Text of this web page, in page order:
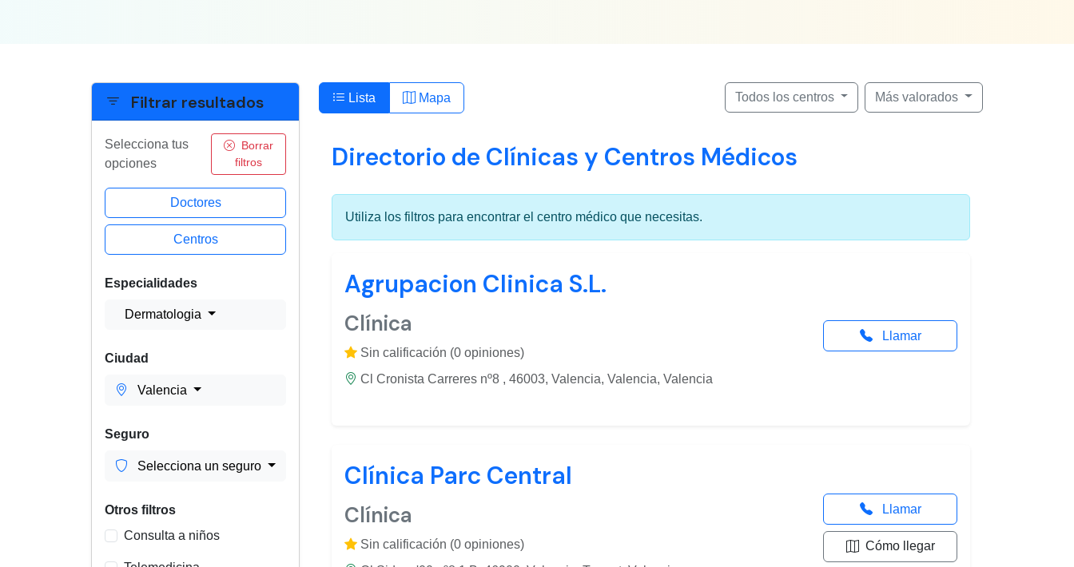
Filtrar resultados
Selecciona tus
opciones
Borrar
filtros
Doctores
Centros
Especialidades
Dermatologia
Ciudad
Valencia
Seguro
Selecciona un seguro
Otros filtros
Consulta a niños
Lista Mapa Todos los centros Más valorados
Directorio de Clínicas y Centros Médicos
Utiliza los filtros para encontrar el centro médico que necesitas.
Agrupacion Clinica S.L.
Clínica
Sin calificación (0 opiniones)
Cl Cronista Carreres nº8 , 46003, Valencia, Valencia, Valencia
Llamar
Clínica Parc Central
Clínica
Sin calificación (0 opiniones)
Llamar
Cómo llegar